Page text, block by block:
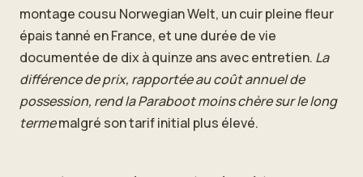
montage cousu Norwegian Welt, un cuir pleine fleur
épais tanné en France, et une durée de vie
documentée de dix à quinze ans avec entretien. La
différence de prix, rapportée au coût annuel de
possession, rend la Paraboot moins chère sur le long
termemalgré son tarif initial plus élevé.